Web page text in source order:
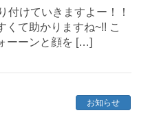
付けていきますよー！！
て助かりますね~!! こ
ーーンと顔を […]
お知らせ